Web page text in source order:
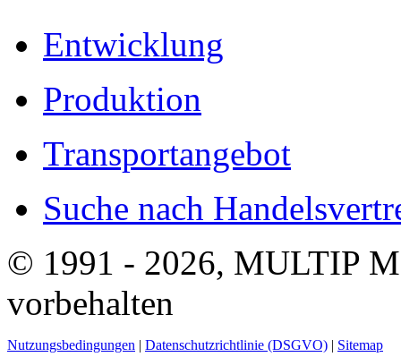
Entwicklung
Produktion
Transportangebot
Suche nach
© 1991 - 2026, MULTIP
vorbehalten
Nutzungsbedingungen | Datenschutzrichtlinie (DSGVO) | Sitemap